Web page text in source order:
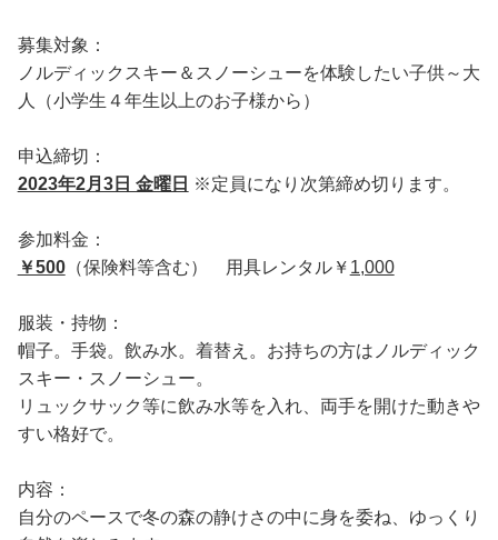
募集対象：
ノルディックスキー＆スノーシューを体験したい子供～大
人（小学生４年生以上のお子様から）
申込締切：
2023年2月3日 金曜日 ※定員になり次第締め切ります。
参加料金：
￥500（保険料等含む） 用具レンタル￥ 1,000
服装・持物：
帽子。手袋。飲み水。着替え。お持ちの方はノルディック
スキー・スノーシュー。
リュックサック等に飲み水等を入れ、両手を開けた動きや
すい格好で。
内容：
自分のペースで冬の森の静けさの中に身を委ね、ゆっくり